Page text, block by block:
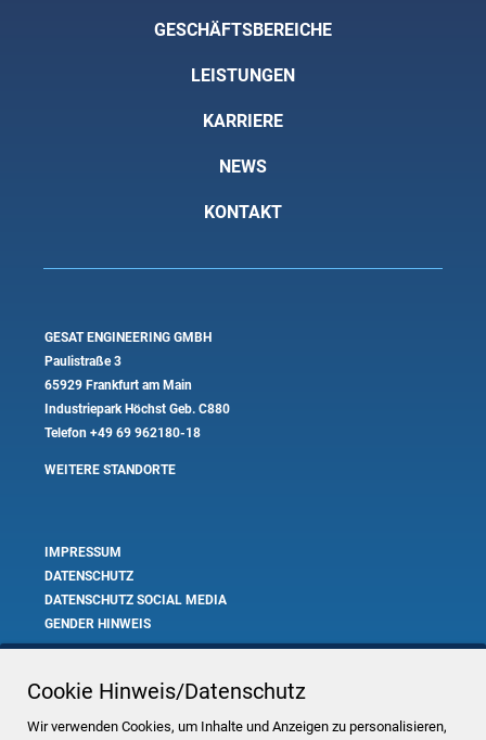
GESCHÄFTSBEREICHE
LEISTUNGEN
KARRIERE
NEWS
KONTAKT
GESAT ENGINEERING GMBH
Paulistraße 3
65929 Frankfurt am Main
Industriepark Höchst Geb. C880
Telefon +49 69 962180-18
WEITERE STANDORTE
IMPRESSUM
DATENSCHUTZ
DATENSCHUTZ SOCIAL MEDIA
GENDER HINWEIS
Cookie Hinweis/Datenschutz
Wir verwenden Cookies, um Inhalte und Anzeigen zu personalisieren,